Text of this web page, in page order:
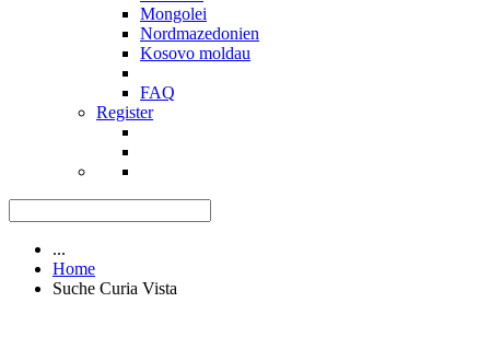
Mongolei
Nordmazedonien
Kosovo moldau
FAQ
Register
...
Home
Suche Curia Vista